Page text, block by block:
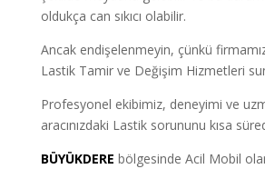
oldukça can sıkıcı olabilir.
Ancak endişelenmeyin, çünkü
Lastik Tamir ve Değişim Hizmetleri
Profesyonel ekibimiz, deneyimi ve
aracınızdaki Lastik sorununu kısa
BÜYÜKDERE bölgesinde Acil Mobil